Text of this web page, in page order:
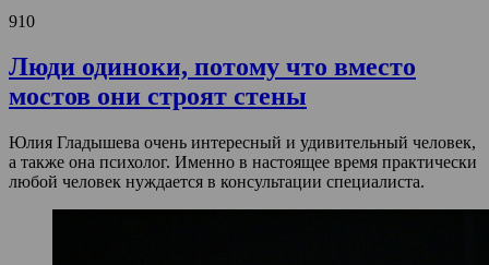
910
Люди одиноки, потому что вместо
мостов они строят стены
Юлия Гладышева очень интересный и удивительный человек,
а также она психолог. Именно в настоящее время практически
любой человек нуждается в консультации специалиста.